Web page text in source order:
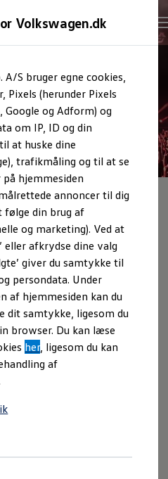
til Wacken
med i lodtrækningen om at
oplevelse
verdens største rockfestivaler i
konkurrencen får du en VIP-
Du vinder 2 x "The Pit" all-
værdi af over 20.000 kr.
andet indebærer:
gourmetmad og drikkevarer i det
under hele festivalen.
kulisserne og få adgang til VWN
in via 'Faster Lane' og direkte
bade- og toiletfaciliteter samt
Volkswagen.dk
A/S bruger egne cookies,
Pixels (herunder Pixels
Google og Adform) og
om IP, ID og din
at huske dine
trafikmåling og til at se
hjemmesiden
annoncer til dig
følge din brug af
og marketing). Ved at
eller afkrydse dine valg
giver du samtykke til
persondata. Under
af hjemmesiden kan du
dit samtykke, ligesom du
browser. Du kan læse
her, ligesom du kan
af